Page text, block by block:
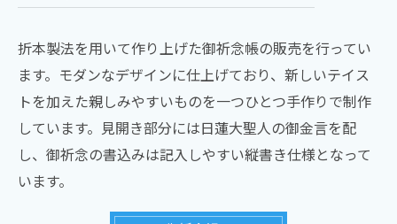
折本製法を用いて作り上げた御祈念帳の販売を行ってい
ます。モダンなデザインに仕上げており、新しいテイス
トを加えた親しみやすいものを一つひとつ手作りで制作
しています。見開き部分には日蓮大聖人の御金言を配
し、御祈念の書込みは記入しやすい縦書き仕様となって
います。